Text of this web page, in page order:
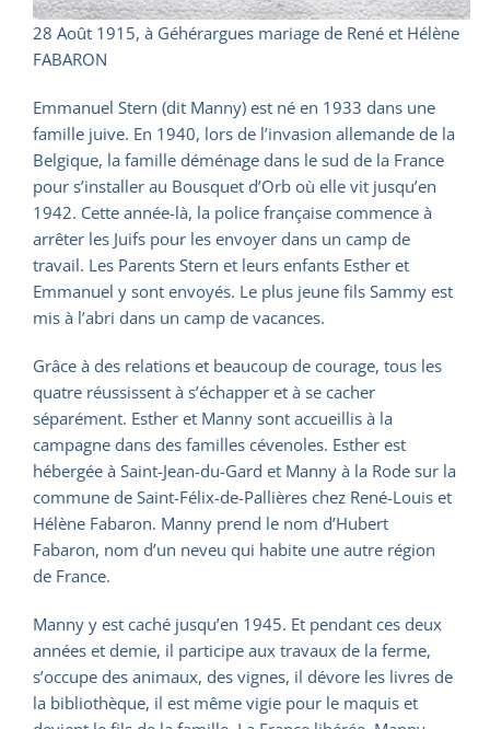
28 Août 1915, à Géhérargues mariage de René et Hélène
FABARON
Emmanuel Stern (dit Manny) est né en 1933 dans une
famille juive. En 1940, lors de l’invasion allemande de la
Belgique, la famille déménage dans le sud de la France
pour s’installer au Bousquet d’Orb où elle vit jusqu’en
1942. Cette année-là, la police française commence à
arrêter les Juifs pour les envoyer dans un camp de
travail. Les Parents Stern et leurs enfants Esther et
Emmanuel y sont envoyés. Le plus jeune fils Sammy est
mis à l’abri dans un camp de vacances.
Grâce à des relations et beaucoup de courage, tous les
quatre réussissent à s’échapper et à se cacher
séparément. Esther et Manny sont accueillis à la
campagne dans des familles cévenoles. Esther est
hébergée à Saint-Jean-du-Gard et Manny à la Rode sur la
commune de Saint-Félix-de-Pallières chez René-Louis et
Hélène Fabaron. Manny prend le nom d’Hubert
Fabaron, nom d’un neveu qui habite une autre région
de France.
Manny y est caché jusqu’en 1945. Et pendant ces deux
années et demie, il participe aux travaux de la ferme,
s’occupe des animaux, des vignes, il dévore les livres de
la bibliothèque, il est même vigie pour le maquis et